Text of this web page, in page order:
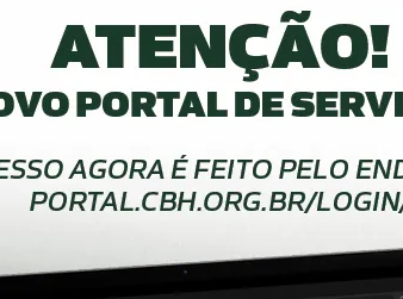
Victor Oliva, Manuel Tavares de
Murilo Augusto e Nuno Chaves
4, 2026